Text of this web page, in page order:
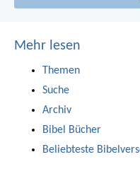
Mehr lesen
Themen
Suche
Archiv
Bibel Bücher
Beliebteste